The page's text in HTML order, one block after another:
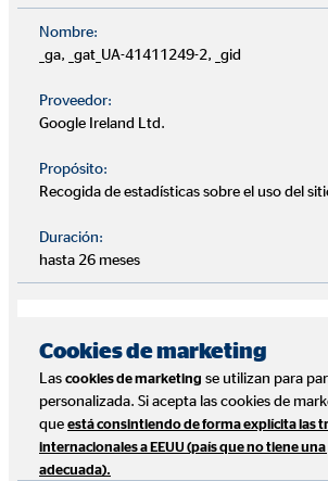
Almendralejo (Badajoz)
Almería
+34 618 758 605
Nombre:
_ga, _gat_UA-41411249-2, _gid
Proveedor:
Google Ireland Ltd.
Propósito:
Recogida de estadísticas sobre el uso del
Duración:
hasta 26 meses
Cookies de marketing
Las cookies de marketing se utilizan para
personalizada. Si acepta las cookies de
que está consintiendo de forma explícita las
internacionales a EEUU (país que no tiene
adecuada).